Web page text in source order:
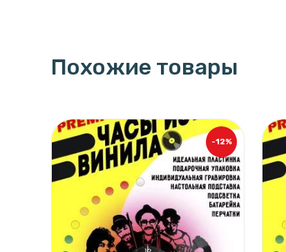
Похожие товары
-12%